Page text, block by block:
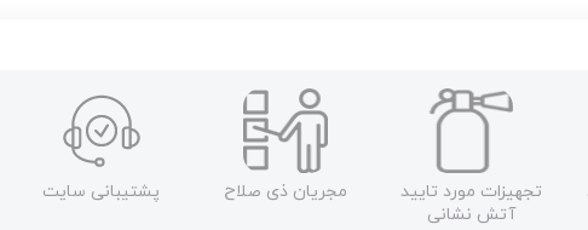
تجهیزات مورد تایید
آتش نشانی
مجریان ذی صلاح پشتیبانی سایت